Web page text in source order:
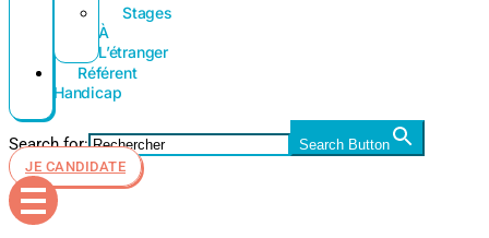
Stages
À
L’étranger
Référent
Handicap
Search for:
Search Button
JE CANDIDATE